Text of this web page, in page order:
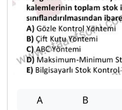
A B